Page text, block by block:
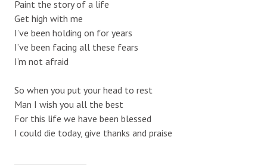
Paint the story of a life
Get high with me
I’ve been holding on for years
I’ve been facing all these fears
I’m not afraid
So when you put your head to rest
Man I wish you all the best
For this life we have been blessed
I could die today, give thanks and praise